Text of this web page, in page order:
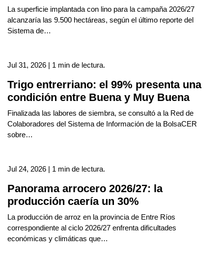
La superficie implantada con lino para la campaña 2026/27
alcanzaría las 9.500 hectáreas, según el último reporte del
Sistema de…
Jul 31, 2026 | 1 min de lectura.
Trigo entrerriano: el 99% presenta una
condición entre Buena y Muy Buena
Finalizada las labores de siembra, se consultó a la Red de
Colaboradores del Sistema de Información de la BolsaCER
sobre…
Jul 24, 2026 | 1 min de lectura.
Panorama arrocero 2026/27: la
producción caería un 30%
La producción de arroz en la provincia de Entre Ríos
correspondiente al ciclo 2026/27 enfrenta dificultades
económicas y climáticas que…